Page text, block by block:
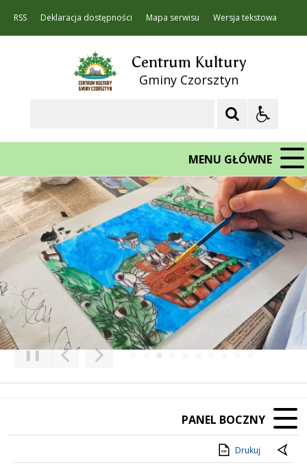
RSS Deklaracja dostępności Mapa serwisu Wersja tekstowa
Centrum Kultury
Gminy Czorsztyn
MENU GŁÓWNE
Poprzedni Element
Następny Element
❚❚
PANEL BOCZNY
Drukuj